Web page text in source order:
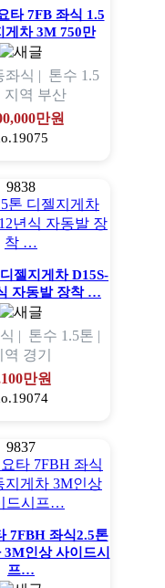
타 7FB 좌식 1.5
게차 3M 750만
좌식 | 톤수 1.5
지역 부산
만원
9838
젤지게차 D15S-
자동발 장착 …
| 톤수 1.5톤 |
역 경기
만원
9837
7FBH 좌식2.5톤
인상 사이드시
프…